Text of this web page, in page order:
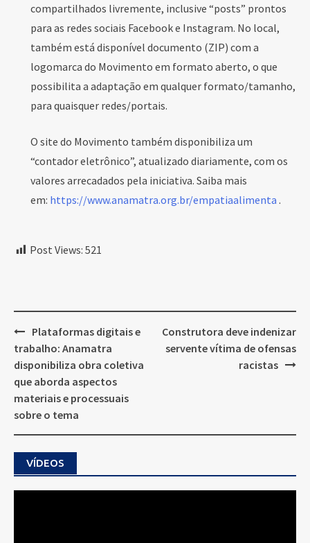
compartilhados livremente, inclusive “posts” prontos
para as redes sociais Facebook e Instagram. No local,
também está disponível documento (ZIP) com a
logomarca do Movimento em formato aberto, o que
possibilita a adaptação em qualquer formato/tamanho,
para quaisquer redes/portais.
O site do Movimento também disponibiliza um
“contador eletrônico”, atualizado diariamente, com os
valores arrecadados pela iniciativa. Saiba mais
em: https://www.anamatra.org.br/empatiaalimenta .
Post Views: 521
Post
navigation
Plataformas digitais e
trabalho: Anamatra
disponibiliza obra coletiva
que aborda aspectos
materiais e processuais
sobre o tema
Construtora deve indenizar
servente vítima de ofensas
racistas
VÍDEOS